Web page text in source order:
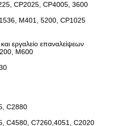
CP2025, CP4005, 3600
M401, 5200, CP1025
εργαλείο επαναλείψεων
M600
C2880
C4580, C7260,4051, C2020